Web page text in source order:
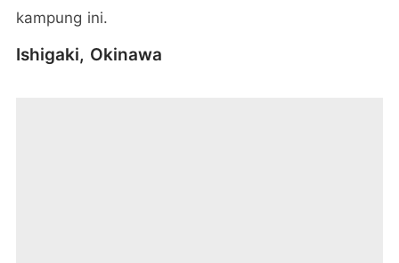
kampung ini.
Ishigaki, Okinawa